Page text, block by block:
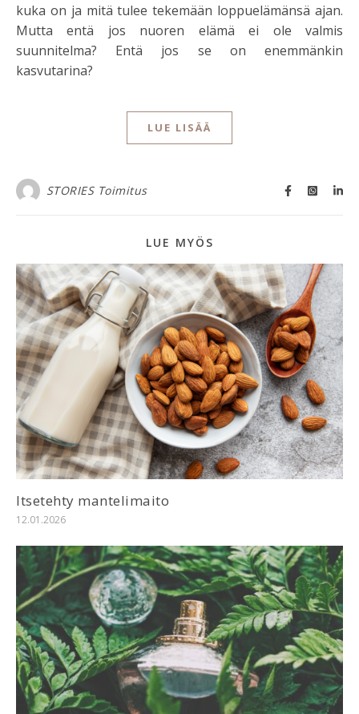
kuka on ja mitä tulee tekemään loppuelämänsä ajan.
Mutta entä jos nuoren elämä ei ole valmis
suunnitelma? Entä jos se on enemmänkin
kasvutarina?
LUE LISÄÄ
STORIES Toimitus
LUE MYÖS
Itsetehty mantelimaito
12.01.2026